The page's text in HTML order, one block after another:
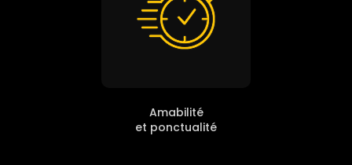
Amabilité
et ponctualité